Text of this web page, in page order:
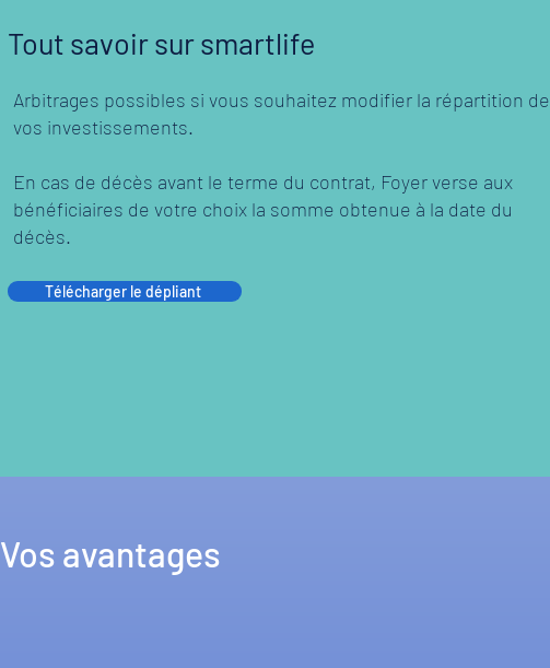
Tout savoir sur smartlife
Arbitrages possibles si vous souhaitez modifier la répartition de
vos investissements.
En cas de décès avant le terme du contrat, Foyer verse aux
bénéficiaires de votre choix la somme obtenue à la date du
décès.
Télécharger le dépliant
Vos avantages